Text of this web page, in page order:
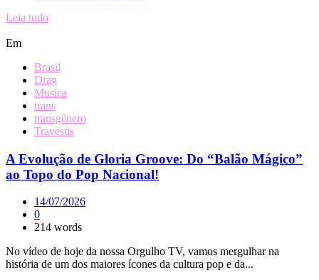
Leia tudo
Em
Brasil
Drag
Musica
trans
transgênero
Travestis
A Evolução de Gloria Groove: Do “Balão Mágico”
ao Topo do Pop Nacional!
14/07/2026
0
214 words
No vídeo de hoje da nossa Orgulho TV, vamos mergulhar na
história de um dos maiores ícones da cultura pop e da...